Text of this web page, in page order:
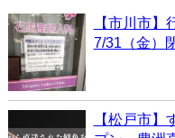
【市川市】
7/31（金）
【松戸市